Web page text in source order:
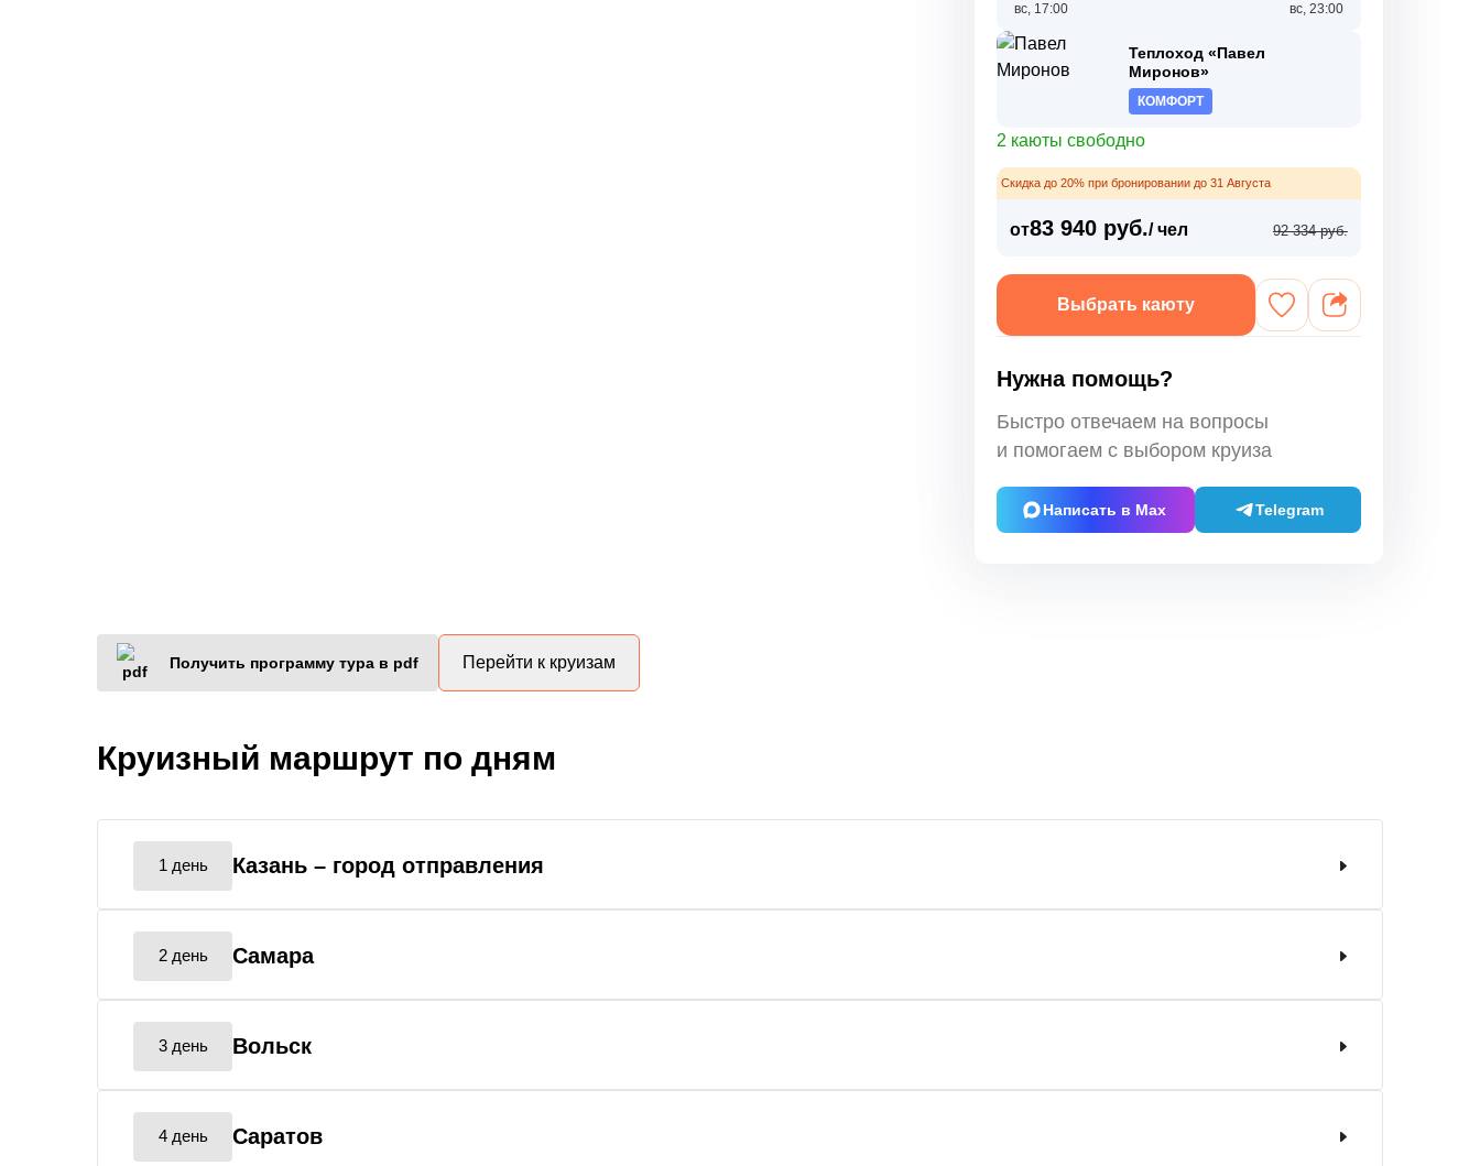
вс, 17:00 вс, 23:00
Теплоход «Павел
Миронов»
КОМФОРТ
2 каюты свободно
Скидка до 20% при бронировании до 31 Августа
от83 940 руб./ чел 92 334 руб.
Выбрать каюту
Нужна помощь?
Быстро отвечаем на вопросы
и помогаем с выбором круиза
Написать в Max Telegram
Получить программу тура в pdf Перейти к круизам
Круизный маршрут по дням
1 день Казань – город отправления
2 день Самара
3 день Вольск
4 день Саратов